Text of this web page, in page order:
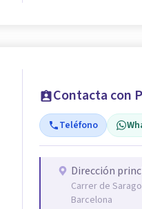
Contacta con
Teléfono
Dirección
Carrer de
Barcelona